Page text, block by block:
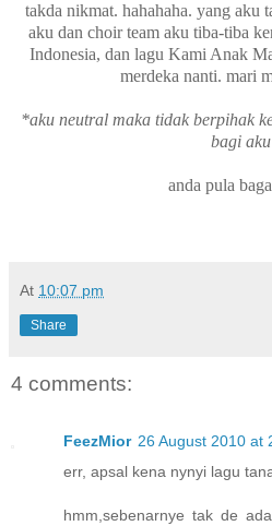
takda nikmat. hahahaha. yang aku
aku dan choir team aku tiba-tiba
Indonesia, dan lagu Kami Anak
merdeka nanti. mari
*aku neutral maka tidak berpihak
bagi
anda pula
At 10:07 pm
Share
4 comments:
FeezMior 26 August 2010 at
err, apsal kena nynyi lagu
hmm,sebenarnye tak de